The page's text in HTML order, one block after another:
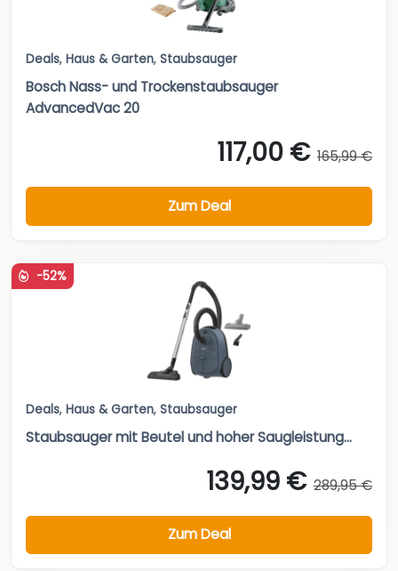
Deals, Haus & Garten, Staubsauger
Bosch Nass- und Trockenstaubsauger
AdvancedVac 20
117,00 € 165,99 €
Zum Deal
-52%
Deals, Haus & Garten, Staubsauger
Staubsauger mit Beutel und hoher Saugleistung...
139,99 € 289,95 €
Zum Deal